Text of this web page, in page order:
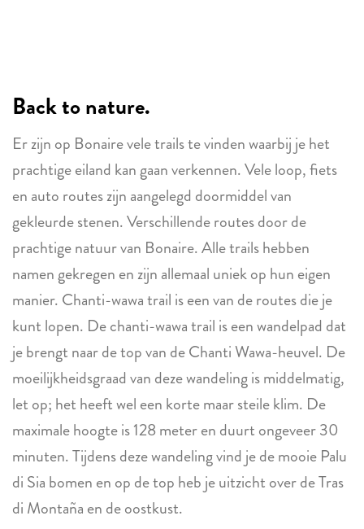
Back to nature.
Er zijn op Bonaire vele trails te vinden waarbij je het
prachtige eiland kan gaan verkennen. Vele loop, fiets
en auto routes zijn aangelegd doormiddel van
gekleurde stenen. Verschillende routes door de
prachtige natuur van Bonaire. Alle trails hebben
namen gekregen en zijn allemaal uniek op hun eigen
manier. Chanti-wawa trail is een van de routes die je
kunt lopen. De chanti-wawa trail is een wandelpad dat
je brengt naar de top van de Chanti Wawa-heuvel. De
moeilijkheidsgraad van deze wandeling is middelmatig,
let op; het heeft wel een korte maar steile klim. De
maximale hoogte is 128 meter en duurt ongeveer 30
minuten. Tijdens deze wandeling vind je de mooie Palu
di Sia bomen en op de top heb je uitzicht over de Tras
di Montaña en de oostkust.